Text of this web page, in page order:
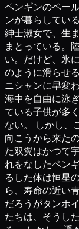
ペンギンのペー
ンが暮らしてい
紳士淑女で、生
まとっている。
い。だけど、氷
のように滑らせ
ニシャンに早変
海中を自由に泳
ている子供が多
ない。 しかし、
向こうから来た
た双翼はかつて
れをなしたペン
るした体は恒星
ら、寿命の近い
だろうがタンホ
たちは、そうし